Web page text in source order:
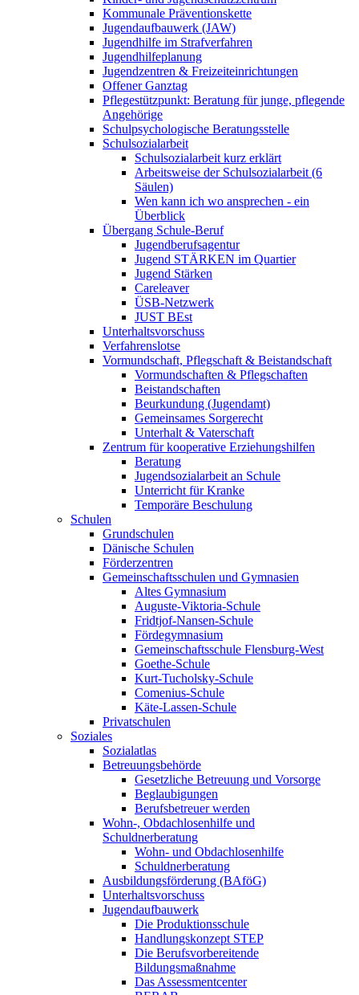
Kommunale Präventionskette
Jugendaufbauwerk (JAW)
Jugendhilfe im Strafverfahren
Jugendhilfeplanung
Jugendzentren & Freizeiteinrichtungen
Offener Ganztag
Pflegestützpunkt: Beratung für junge, pflegende
Angehörige
Schulpsychologische Beratungsstelle
Schulsozialarbeit
Schulsozialarbeit kurz erklärt
Arbeitsweise der Schulsozialarbeit (6
Säulen)
Wen kann ich wo ansprechen - ein
Überblick
Übergang Schule-Beruf
Jugendberufsagentur
Jugend STÄRKEN im Quartier
Jugend Stärken
Careleaver
ÜSB-Netzwerk
JUST BEst
Unterhaltsvorschuss
Verfahrenslotse
Vormundschaft, Pflegschaft & Beistandschaft
Vormundschaften & Pflegschaften
Beistandschaften
Beurkundung (Jugendamt)
Gemeinsames Sorgerecht
Unterhalt & Vaterschaft
Zentrum für kooperative Erziehungshilfen
Beratung
Jugendsozialarbeit an Schule
Unterricht für Kranke
Temporäre Beschulung
Schulen
Grundschulen
Dänische Schulen
Förderzentren
Gemeinschaftsschulen und Gymnasien
Altes Gymnasium
Auguste-Viktoria-Schule
Fridtjof-Nansen-Schule
Fördegymnasium
Gemeinschaftsschule Flensburg-West
Goethe-Schule
Kurt-Tucholsky-Schule
Comenius-Schule
Käte-Lassen-Schule
Privatschulen
Soziales
Sozialatlas
Betreuungsbehörde
Gesetzliche Betreuung und Vorsorge
Beglaubigungen
Berufsbetreuer werden
Wohn-, Obdachlosenhilfe und
Schuldnerberatung
Wohn- und Obdachlosenhilfe
Schuldnerberatung
Ausbildungsförderung (BAföG)
Unterhaltsvorschuss
Jugendaufbauwerk
Die Produktionsschule
Handlungskonzept STEP
Die Berufsvorbereitende
Bildungsmaßnahme
Das Assessmentcenter